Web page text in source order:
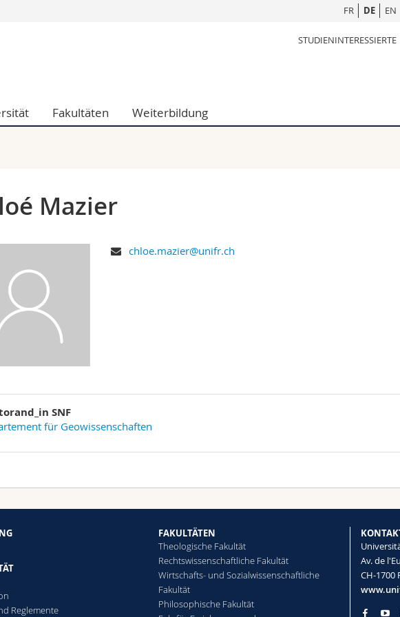
und Bildungswissenschaften
Mitarbeitende
FR DE EN
STUDIENINTERESSIERTE
Fakultäten Weiterbildung
Mazier
chloe.mazier@unifr.ch
SNF
für Geowissenschaften
Reglemente
FAKULTÄTEN
Theologische Fakultät
Rechtswissenschaftliche Fakultät
Wirtschafts- und Sozialwissenschaftliche
Fakultät
Philosophische Fakultät
Av. de
CH-1700